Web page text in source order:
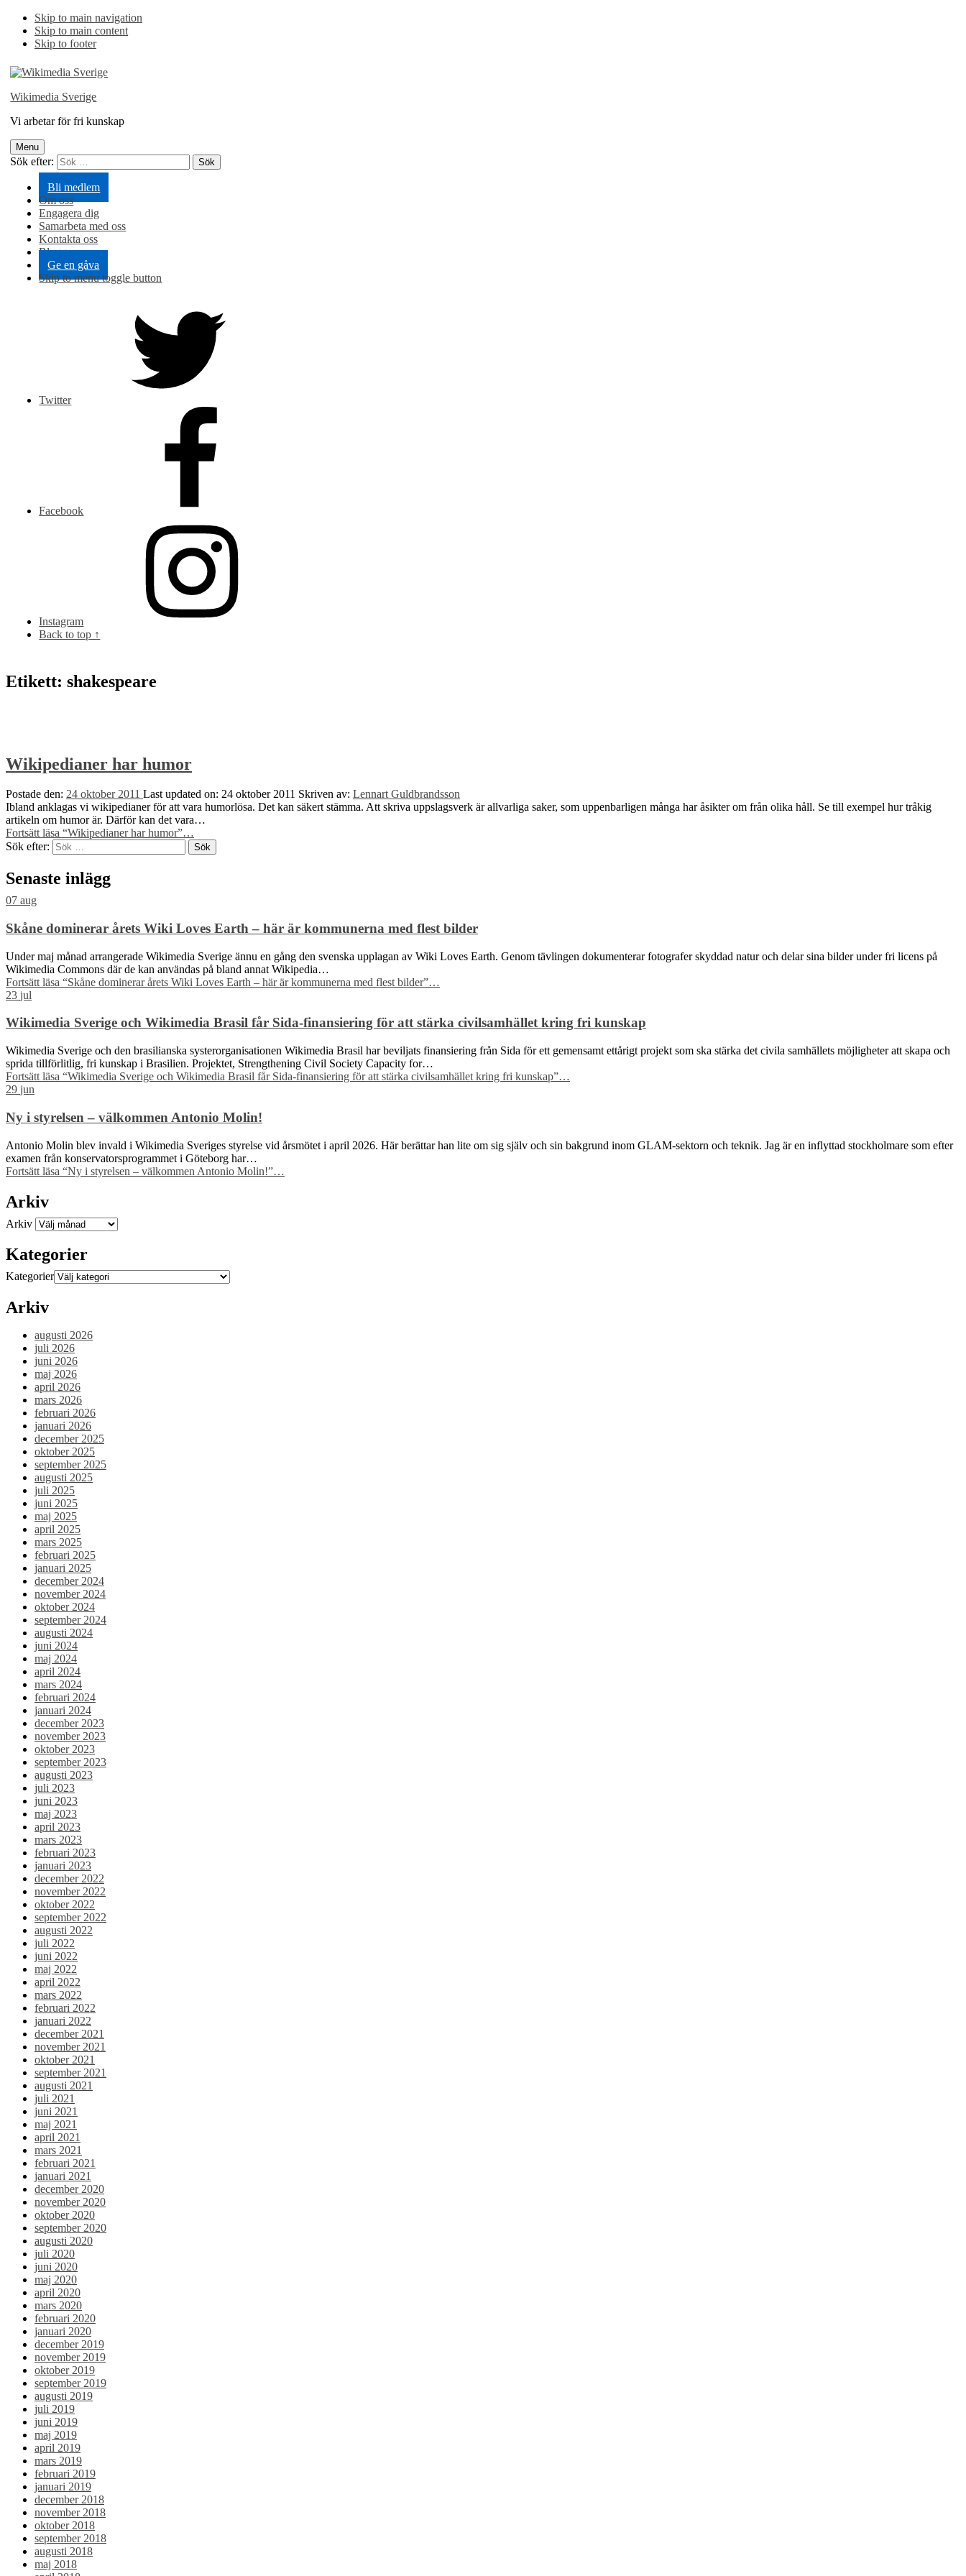
Skip to main navigation
Skip to main content
Skip to footer
Wikimedia Sverige
Vi arbetar för fri kunskap
Menu
Sök efter:
Bli medlem
Om oss
Engagera dig
Samarbeta med oss
Kontakta oss
Blogg
Ge en gåva
Skip to menu toggle button
Twitter
Facebook
Instagram
Back to top ↑
Etikett: shakespeare
Wikipedianer har humor
Postade den: 24 oktober 2011 Last updated on: 24 oktober 2011 Skriven av: Lennart Guldbrandsson
Ibland anklagas vi wikipedianer för att vara humorlösa. Det kan säkert stämma. Att skriva uppslagsverk är allvarliga saker, som uppenbarligen många har åsikter om från olika håll. Se till exempel hur tråkig
artikeln om humor är. Därför kan det vara…
Fortsätt läsa “Wikipedianer har humor”…
Sök efter:
Senaste inlägg
07 aug
Skåne dominerar årets Wiki Loves Earth – här är kommunerna med flest bilder
Under maj månad arrangerade Wikimedia Sverige ännu en gång den svenska upplagan av Wiki Loves Earth. Genom tävlingen dokumenterar fotografer skyddad natur och delar sina bilder under fri licens på
Wikimedia Commons där de kan användas på bland annat Wikipedia…
Fortsätt läsa “Skåne dominerar årets Wiki Loves Earth – här är kommunerna med flest bilder”…
23 jul
Wikimedia Sverige och Wikimedia Brasil får Sida-finansiering för att stärka civilsamhället kring fri kunskap
Wikimedia Sverige och den brasilianska systerorganisationen Wikimedia Brasil har beviljats finansiering från Sida för ett gemensamt ettårigt projekt som ska stärka det civila samhällets möjligheter att skapa och
sprida tillförlitlig, fri kunskap i Brasilien. Projektet, Strengthening Civil Society Capacity for…
Fortsätt läsa “Wikimedia Sverige och Wikimedia Brasil får Sida-finansiering för att stärka civilsamhället kring fri kunskap”…
29 jun
Ny i styrelsen – välkommen Antonio Molin!
Antonio Molin blev invald i Wikimedia Sveriges styrelse vid årsmötet i april 2026. Här berättar han lite om sig själv och sin bakgrund inom GLAM-sektorn och teknik. Jag är en inflyttad stockholmare som efter
examen från konservatorsprogrammet i Göteborg har…
Fortsätt läsa “Ny i styrelsen – välkommen Antonio Molin!”…
Arkiv
Arkiv
Kategorier
Kategorier
Arkiv
augusti 2026
juli 2026
juni 2026
maj 2026
april 2026
mars 2026
februari 2026
januari 2026
december 2025
oktober 2025
september 2025
augusti 2025
juli 2025
juni 2025
maj 2025
april 2025
mars 2025
februari 2025
januari 2025
december 2024
november 2024
oktober 2024
september 2024
augusti 2024
juni 2024
maj 2024
april 2024
mars 2024
februari 2024
januari 2024
december 2023
november 2023
oktober 2023
september 2023
augusti 2023
juli 2023
juni 2023
maj 2023
april 2023
mars 2023
februari 2023
januari 2023
december 2022
november 2022
oktober 2022
september 2022
augusti 2022
juli 2022
juni 2022
maj 2022
april 2022
mars 2022
februari 2022
januari 2022
december 2021
november 2021
oktober 2021
september 2021
augusti 2021
juli 2021
juni 2021
maj 2021
april 2021
mars 2021
februari 2021
januari 2021
december 2020
november 2020
oktober 2020
september 2020
augusti 2020
juli 2020
juni 2020
maj 2020
april 2020
mars 2020
februari 2020
januari 2020
december 2019
november 2019
oktober 2019
september 2019
augusti 2019
juli 2019
juni 2019
maj 2019
april 2019
mars 2019
februari 2019
januari 2019
december 2018
november 2018
oktober 2018
september 2018
augusti 2018
maj 2018